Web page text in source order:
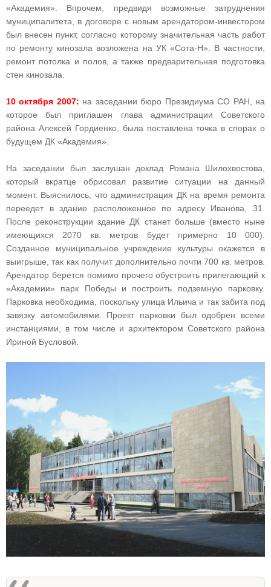
«Академия». Впрочем, предвидя возможные затруднения
муниципалитета, в договоре с новым арендатором-инвестором
был внесен пункт, согласно которому значительная часть работ
по ремонту кинозала возложена на УК «Сота-Н». В частности,
ремонт потолка и полов, а также предварительная подготовка
стен кинозала.
10 октября 2007: на заседании бюро Президиума СО РАН, на
которое был приглашен глава администрации Советского
района Алексей Гордиенко, была поставлена точка в спорах о
будущем ДК «Академия».
На заседании был заслушан доклад Романа Шилохвостова,
который вкратце обрисовал развитие ситуации на данный
момент. Выяснилось, что администрация ДК на время ремонта
переедет в здание расположенное по адресу Иванова, 31.
После реконструкции здание ДК станет больше (вместо ныне
имеющихся 2070 кв. метров будет примерно 10 000).
Созданное муниципальное учреждение культуры окажется в
выигрыше, так как получит дополнительно почти 700 кв. метров.
Арендатор берется помимо прочего обустроить прилегающий к
«Академии» парк Победы и построить подземную парковку.
Парковка необходима, поскольку улица Ильича и так забита под
завязку автомобилями. Проект парковки был одобрен всеми
инстанциями, в том числе и архитектором Советского района
Ириной Бусловой.